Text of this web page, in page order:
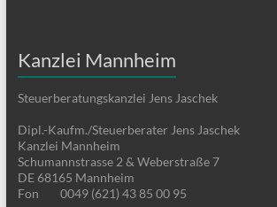
Kanzlei Mannheim
Steuerberatungskanzlei Jens Jaschek
Dipl.-Kaufm./Steuerberater Jens Jaschek
Kanzlei Mannheim
Schumannstrasse 2 & Weberstraße 7
DE 68165 Mannheim
Fon
0049 (621) 43 85 00 95